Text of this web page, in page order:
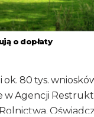
o dopłaty
ok. 80 tys.
w Agencji